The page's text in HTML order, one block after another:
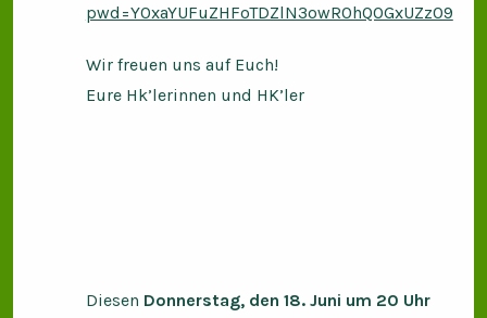
pwd=Y0xaYUFuZHFoTDZlN3owR0hQOGxUZz09
Wir freuen uns auf Euch!
Eure Hk’lerinnen und HK’ler
Diesen Donnerstag, den 18. Juni um 20 Uhr